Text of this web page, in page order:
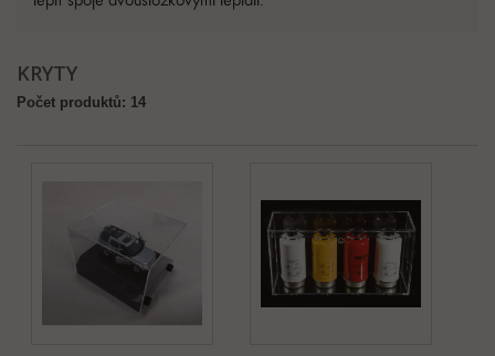
KRYTY
Počet produktů: 14